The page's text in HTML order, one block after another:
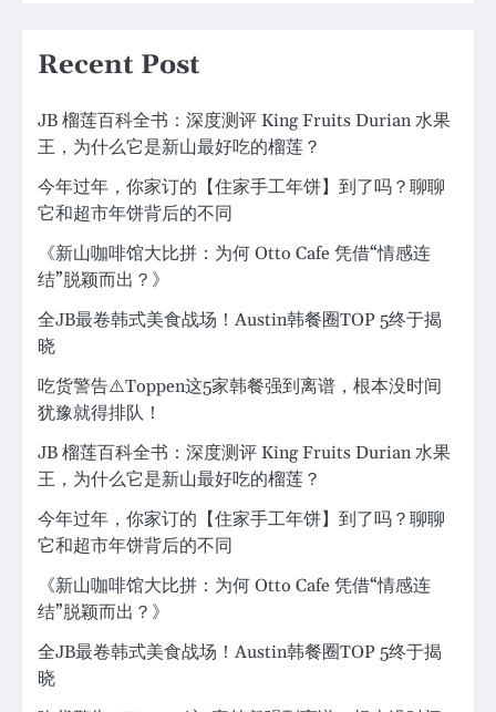
Recent Post
JB 榴莲百科全书：深度测评 King Fruits Durian 水果
王，为什么它是新山最好吃的榴莲？
今年过年，你家订的【住家手工年饼】到了吗？聊聊
它和超市年饼背后的不同
《新山咖啡馆大比拼：为何 Otto Cafe 凭借“情感连
结”脱颖而出？》
全JB最卷韩式美食战场！Austin韩餐圈TOP 5终于揭
晓
吃货警告⚠️Toppen这5家韩餐强到离谱，根本没时间
犹豫就得排队！
JB 榴莲百科全书：深度测评 King Fruits Durian 水果
王，为什么它是新山最好吃的榴莲？
今年过年，你家订的【住家手工年饼】到了吗？聊聊
它和超市年饼背后的不同
《新山咖啡馆大比拼：为何 Otto Cafe 凭借“情感连
结”脱颖而出？》
全JB最卷韩式美食战场！Austin韩餐圈TOP 5终于揭
晓